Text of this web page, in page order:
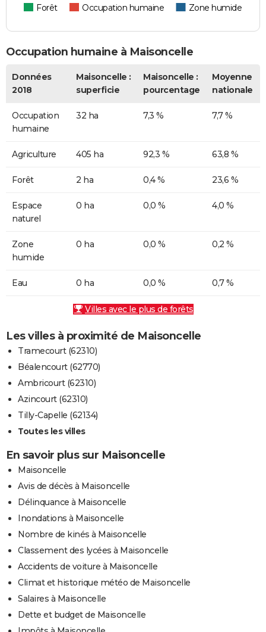
Forêt
Occupation humaine Zone humide
Occupation humaine à Maisoncelle
Données
2018
Maisoncelle :
superficie
Maisoncelle :
pourcentage
Moyenne
nationale
Occupation
humaine
32 ha 7,3 % 7,7 %
Agriculture 405 ha 92,3 % 63,8 %
Forêt 2 ha 0,4 % 23,6 %
Espace
naturel
0 ha 0,0 % 4,0 %
Zone
humide
0 ha 0,0 % 0,2 %
Eau 0 ha 0,0 % 0,7 %
Villes avec le plus de forêts
Les villes à proximité de Maisoncelle
Tramecourt (62310)
Béalencourt (62770)
Ambricourt (62310)
Azincourt (62310)
Tilly-Capelle (62134)
Toutes les villes
En savoir plus sur Maisoncelle
Maisoncelle
Avis de décès à Maisoncelle
Délinquance à Maisoncelle
Inondations à Maisoncelle
Nombre de kinés à Maisoncelle
Classement des lycées à Maisoncelle
Accidents de voiture à Maisoncelle
Climat et historique météo de Maisoncelle
Salaires à Maisoncelle
Dette et budget de Maisoncelle